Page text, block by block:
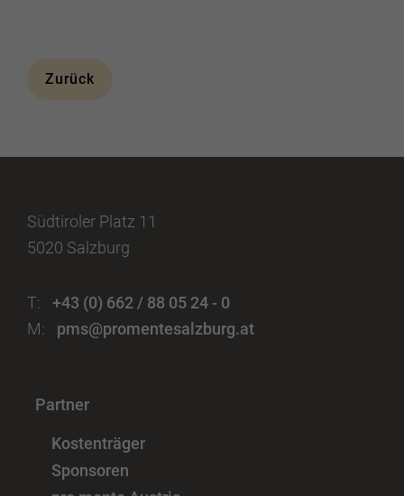
Zurück
Südtiroler Platz 11
5020 Salzburg
T:
+43 (0) 662 / 88 05 24 - 0
M:
pms@promentesalzburg.at
Partner
Kostenträger
Sponsoren